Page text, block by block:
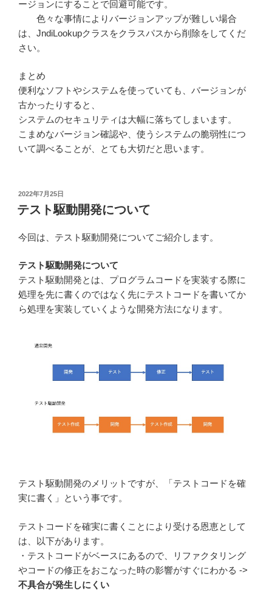
ージョンにすることで回避可能です。
色々な事情によりバージョンアップが難しい場合
は、JndiLookupクラスをクラスパスから削除をしてくだ
さい。
まとめ
便利なソフトやシステムを使っていても、バージョンが
古かったりすると、
システムのセキュリティは大幅に落ちてしまいます。
こまめなバージョン確認や、使うシステムの脆弱性につ
いて調べることが、とても大切だと思います。
投
稿
日:
2022年7月25日
テスト駆動開発について
今回は、テスト駆動開発についてご紹介します。
テスト駆動開発について
テスト駆動開発とは、プログラムコードを実装する際に
処理を先に書くのではなく先にテストコードを書いてか
ら処理を実装していくような開発方法になります。
テスト駆動開発のメリットですが、「テストコードを確
実に書く」という事です。
テストコードを確実に書くことにより受ける恩恵として
は、以下があります。
・テストコードがベースにあるので、リファクタリング
やコードの修正をおこなった時の影響がすぐにわかる ->
不具合が発生しにくい